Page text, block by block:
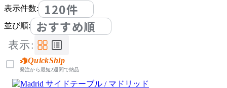
表示件数:
120件
並び順: おすすめ順
表示:
QuickShip
発注から最短2週間で納品